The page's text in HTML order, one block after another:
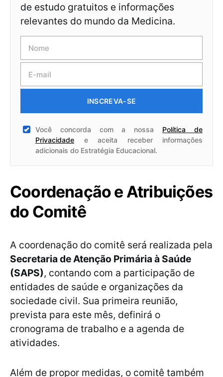
de estudo gratuitos e informações
relevantes do mundo da Medicina.
INSCREVA-SE
Você concorda com a nossa Política de
Privacidade e aceita receber informações
adicionais do Estratégia Educacional.
Coordenação e Atribuições
do Comitê
A coordenação do comitê será realizada pela
Secretaria de Atenção Primária à Saúde
(SAPS), contando com a participação de
entidades de saúde e organizações da
sociedade civil. Sua primeira reunião,
prevista para este mês, definirá o
cronograma de trabalho e a agenda de
atividades.
Além de propor medidas, o comitê também